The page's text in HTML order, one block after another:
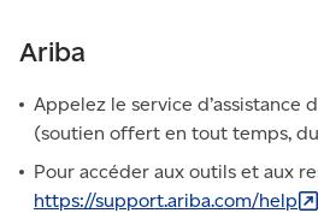
Ariba
Appelez le service d’assistance
(soutien offert en tout temps,
Pour accéder aux outils et aux
https://support.ariba.com/help